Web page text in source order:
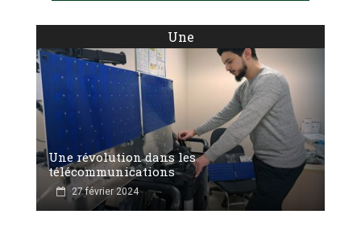
Une
Une révolution dans les
télécommunications
27 février 2024